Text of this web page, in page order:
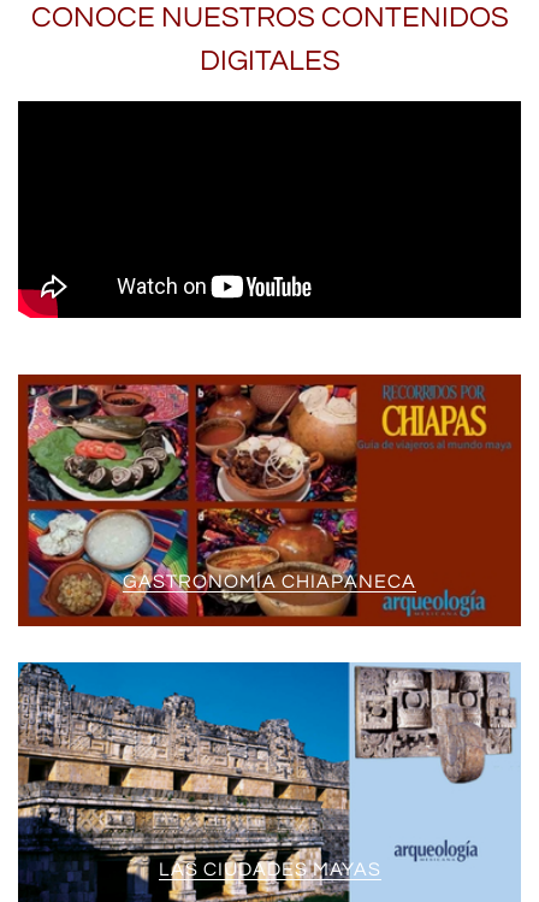
CONOCE NUESTROS CONTENIDOS
DIGITALES
GASTRONOMÍA CHIAPANECA
LAS CIUDADES MAYAS